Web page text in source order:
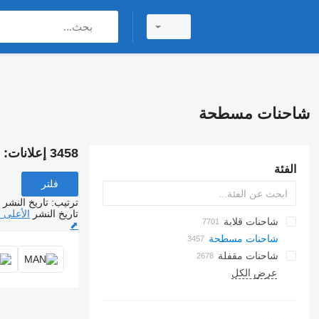
شاحنات مسطحة
الفئة
شاحنات قلابة
شاحنات مسطحة
شاحنات مقفلة
عرض الكل
3458 إعلانات:
فلتر
ترتيب: تاريخ النشر
تاريخ النشر
⬈